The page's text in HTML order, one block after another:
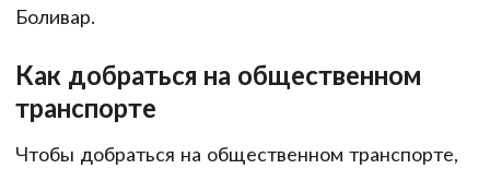
Боливар.
Как добраться на общественном
транспорте
Чтобы добраться на общественном транспорте,